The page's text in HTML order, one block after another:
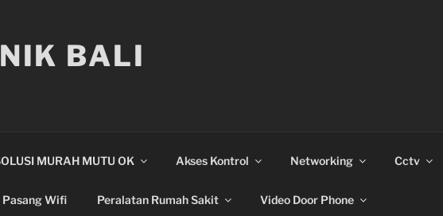
BALI
MURAH MUTU OK Akses Kontrol Networking Cctv
Pasang Wifi Peralatan Rumah Sakit Video Door Phone